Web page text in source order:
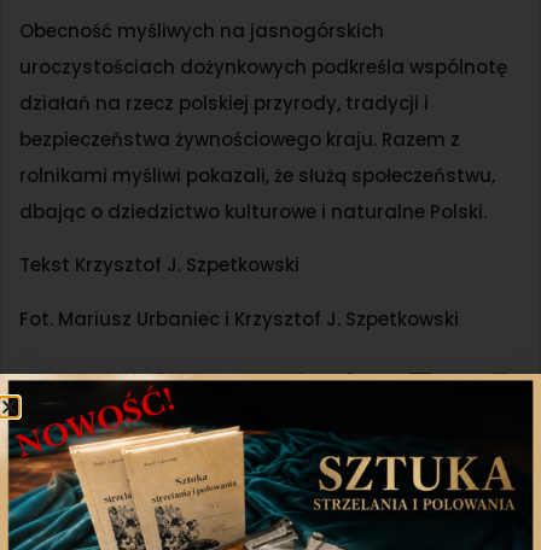
Obecność myśliwych na jasnogórskich
uroczystościach dożynkowych podkreśla wspólnotę
działań na rzecz polskiej przyrody, tradycji i
bezpieczeństwa żywnościowego kraju. Razem z
rolnikami myśliwi pokazali, że służą społeczeństwu,
dbając o dziedzictwo kulturowe i naturalne Polski.
Tekst Krzysztof J. Szpetkowski
Fot. Mariusz Urbaniec i Krzysztof J. Szpetkowski